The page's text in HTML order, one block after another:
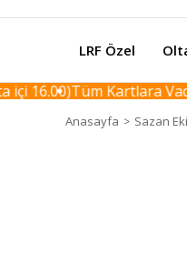
LRF Özel
16.00)Tüm Kartlara Vade
Anasayfa Sazan